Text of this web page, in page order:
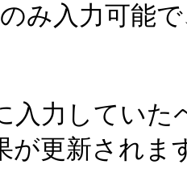
み入力可能
入力していた
が更新されま